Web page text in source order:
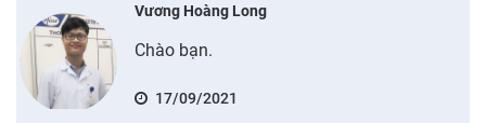
Vương Hoàng Long
Chào bạn.
17/09/2021